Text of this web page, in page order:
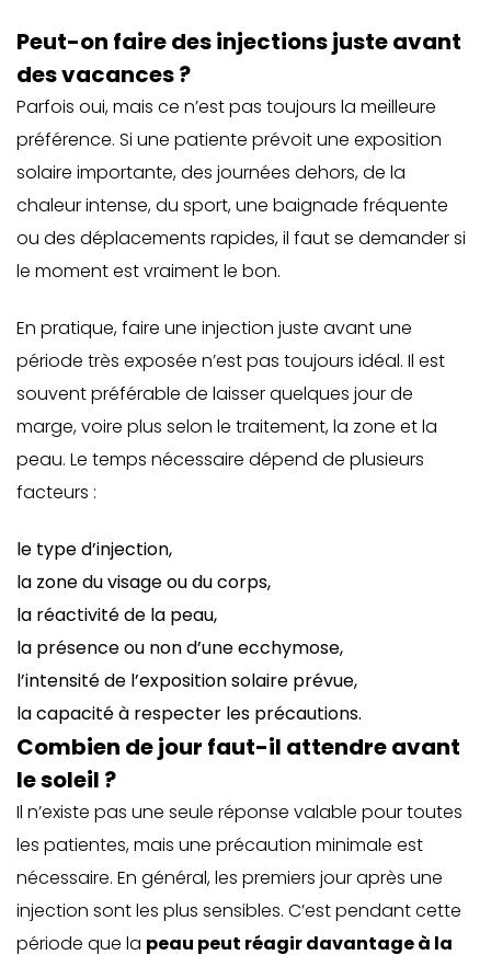
Peut-on faire des injections juste avant
des vacances ?
Parfois oui, mais ce n’est pas toujours la meilleure
préférence. Si une patiente prévoit une exposition
solaire importante, des journées dehors, de la
chaleur intense, du sport, une baignade fréquente
ou des déplacements rapides, il faut se demander si
le moment est vraiment le bon.
En pratique, faire une injection juste avant une
période très exposée n’est pas toujours idéal. Il est
souvent préférable de laisser quelques jour de
marge, voire plus selon le traitement, la zone et la
peau. Le temps nécessaire dépend de plusieurs
facteurs :
le type d’injection,
la zone du visage ou du corps,
la réactivité de la peau,
la présence ou non d’une ecchymose,
l’intensité de l’exposition solaire prévue,
la capacité à respecter les précautions.
Combien de jour faut-il attendre avant
le soleil ?
Il n’existe pas une seule réponse valable pour toutes
les patientes, mais une précaution minimale est
nécessaire. En général, les premiers jour après une
injection sont les plus sensibles. C’est pendant cette
période que la peau peut réagir davantage à la